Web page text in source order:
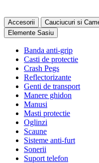
Accesorii Cauciucuri si
Elemente Sasiu
Banda anti-grip
Casti de protectie
Crash Pegs
Reflectorizante
Genti de transport
Manere ghidon
Manusi
Masti protectie
Oglinzi
Scaune
Sisteme anti-furt
Sonerii
Suport telefon